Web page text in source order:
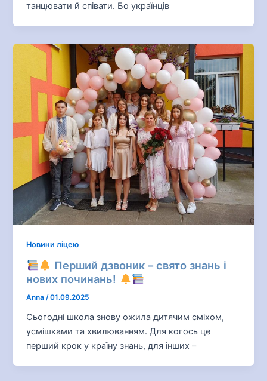
танцювати й співати. Бо українців
Новини ліцею
Перший дзвоник – свято знань і
нових починань!
Anna/01.09.2025
Сьогодні школа знову ожила дитячим сміхом,
усмішками та хвилюванням. Для когось це
перший крок у країну знань, для інших –